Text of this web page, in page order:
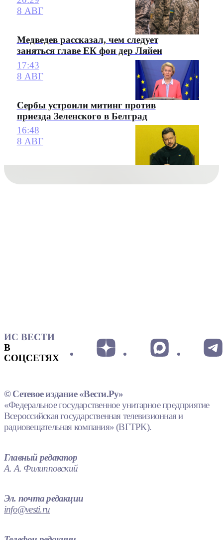
8 АВГ
Медведев рассказал, чем следует
заняться главе ЕК фон дер Ляйен
17:43
8 АВГ
Сербы устроили митинг против
приезда Зеленского в Белград
16:48
8 АВГ
ИС ВЕСТИ
В
СОЦСЕТЯХ
© Сетевое издание «Вести.Ру»
«Федеральное государственное унитарное предприятие
Всероссийская государственная телевизионная и
радиовещательная компания» (ВГТРК).
Главный редактор
А. А. Филипповский
Эл. почта редакции
info@vesti.ru